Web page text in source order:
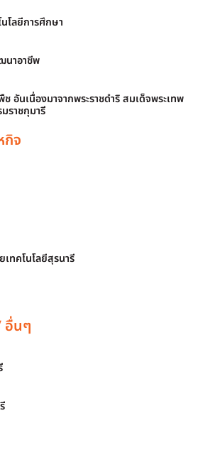
โลยีการศึกษา
นาอาชีพ
อันเนื่องมาจากพระราชดำริ สมเด็จพระเทพ
ราชกุมารี
กิจ
ทคโนโลยีสุรนารี
อื่นๆ